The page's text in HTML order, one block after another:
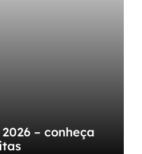
– conheça